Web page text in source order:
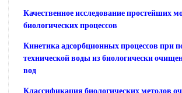
Качественное исследование простейших
биологических процессов
Кинетика адсорбционных процессов при
технической воды из биологически
вод
Классификация биологических методов